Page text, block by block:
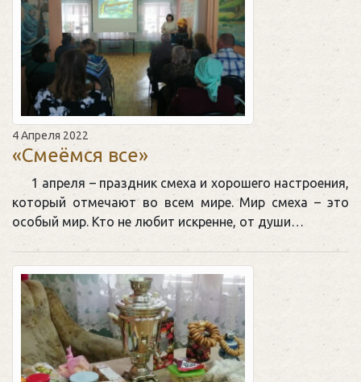
4 Апреля 2022
«Смеёмся все»
1 апреля – праздник смеха и хорошего настроения,
который отмечают во всем мире. Мир смеха – это
особый мир. Кто не любит искренне, от души…